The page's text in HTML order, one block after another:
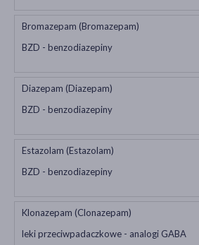
Bromazepam (Bromazepam)
BZD - benzodiazepiny
Diazepam (Diazepam)
BZD - benzodiazepiny
Estazolam (Estazolam)
BZD - benzodiazepiny
Klonazepam (Clonazepam)
leki przeciwpadaczkowe - analogi GABA